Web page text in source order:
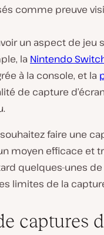
comme preuve
un aspect de jeu
la Nintendo
à la console, et la
de capture
faire une
moyen efficace et
quelques-unes
limites de la
captures